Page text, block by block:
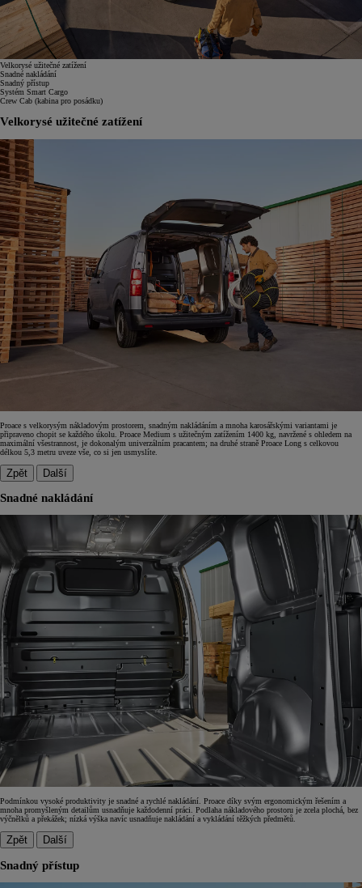
Velkorysé užitečné zatížení
Snadné nakládání
Snadný přístup
Systém Smart Cargo
Crew Cab (kabina pro posádku)
Velkorysé užitečné zatížení
Proace s velkorysým nákladovým prostorem, snadným nakládáním a mnoha karosářskými variantami je
připraveno chopit se každého úkolu. Proace Medium s užitečným zatížením 1400 kg, navržené s ohledem na
maximální všestrannost, je dokonalým univerzálním pracantem; na druhé straně Proace Long s celkovou
délkou 5,3 metru uveze vše, co si jen usmyslíte.
Zpět Další
Snadné nakládání
Podmínkou vysoké produktivity je snadné a rychlé nakládání. Proace díky svým ergonomickým řešením a
mnoha promyšleným detailům usnadňuje každodenní práci. Podlaha nákladového prostoru je zcela plochá, bez
výčnělků a překážek; nízká výška navíc usnadňuje nakládání a vykládání těžkých předmětů.
Zpět Další
Snadný přístup